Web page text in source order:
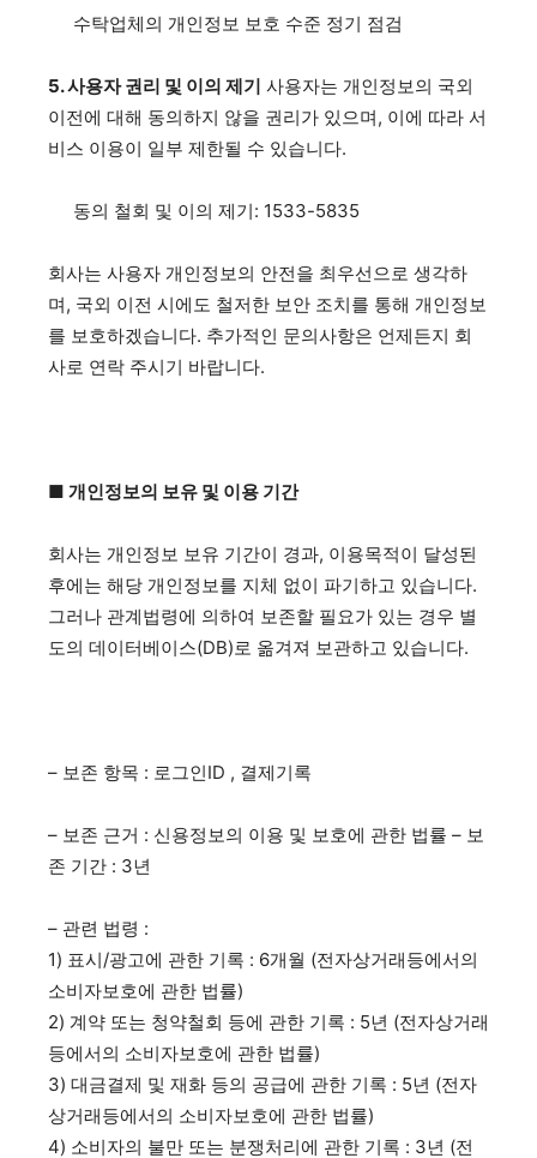
수탁업체의 개인정보 보호 수준 정기 점검
5. 사용자 권리 및 이의 제기 사용자는 개인정보의 국외
이전에 대해 동의하지 않을 권리가 있으며, 이에 따라 서
비스 이용이 일부 제한될 수 있습니다.
동의 철회 및 이의 제기: 1533-5835
회사는 사용자 개인정보의 안전을 최우선으로 생각하
며, 국외 이전 시에도 철저한 보안 조치를 통해 개인정보
를 보호하겠습니다. 추가적인 문의사항은 언제든지 회
사로 연락 주시기 바랍니다.
■ 개인정보의 보유 및 이용 기간
회사는 개인정보 보유 기간이 경과, 이용목적이 달성된
후에는 해당 개인정보를 지체 없이 파기하고 있습니다.
그러나 관계법령에 의하여 보존할 필요가 있는 경우 별
도의 데이터베이스(DB)로 옮겨져 보관하고 있습니다.
– 보존 항목 : 로그인ID , 결제기록
– 보존 근거 : 신용정보의 이용 및 보호에 관한 법률 – 보
존 기간 : 3년
– 관련 법령 :
1) 표시/광고에 관한 기록 : 6개월 (전자상거래등에서의
소비자보호에 관한 법률)
2) 계약 또는 청약철회 등에 관한 기록 : 5년 (전자상거래
등에서의 소비자보호에 관한 법률)
3) 대금결제 및 재화 등의 공급에 관한 기록 : 5년 (전자
상거래등에서의 소비자보호에 관한 법률)
4) 소비자의 불만 또는 분쟁처리에 관한 기록 : 3년 (전